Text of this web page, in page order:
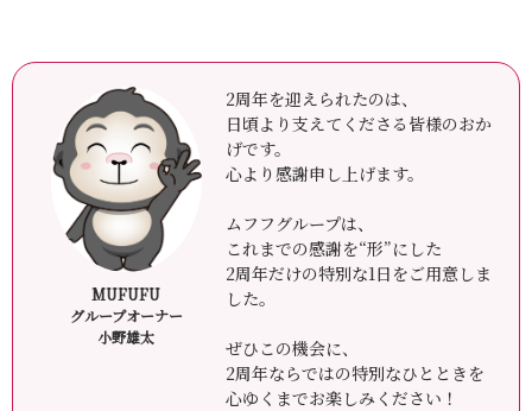
MUFUFU
グループオーナー
⼩野雄太
2周年を迎えられたのは、
日頃より支えてくださる皆様のおか
げです。
心より感謝申し上げます。
ムフフグループは、
これまでの感謝を“形”にした
2周年だけの特別な1日をご用意しま
した。
ぜひこの機会に、
2周年ならではの特別なひとときを
心ゆくまでお楽しみください！